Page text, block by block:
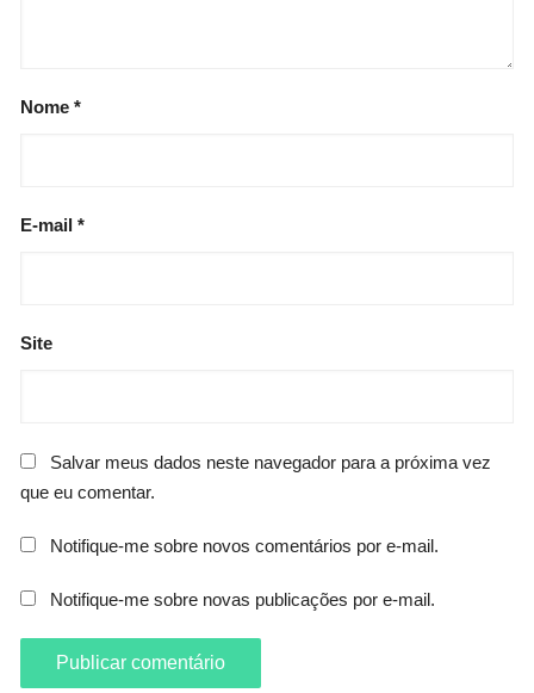
Nome*
E-mail*
Site
Salvar meus dados neste navegador para a próxima vez
que eu comentar.
Notifique-me sobre novos comentários por e-mail.
Notifique-me sobre novas publicações por e-mail.